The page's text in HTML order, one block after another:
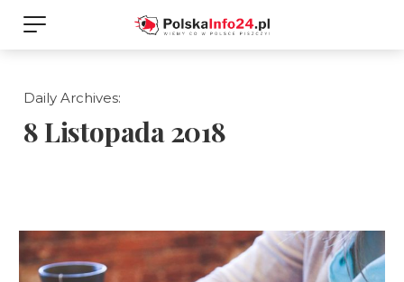
Daily Archives:
8 Listopada 2018